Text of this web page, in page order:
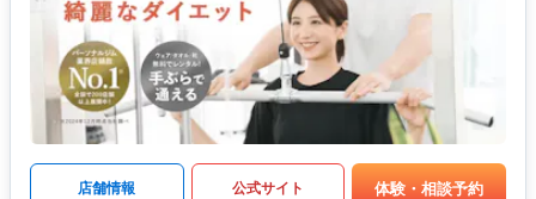
店舗情報 公式サイト 体験・相談予約